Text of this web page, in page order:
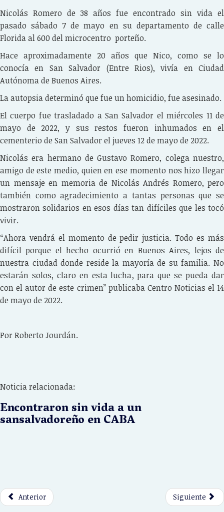
Nicolás Romero de 38 años fue encontrado sin vida el
pasado sábado 7 de mayo en su departamento de calle
Florida al 600 del microcentro porteño.
Hace aproximadamente 20 años que Nico, como se lo
conocía en San Salvador (Entre Rios), vivía en Ciudad
Autónoma de Buenos Aires.
La autopsia determinó que fue un homicidio, fue asesinado.
El cuerpo fue trasladado a San Salvador el miércoles 11 de
mayo de 2022, y sus restos fueron inhumados en el
cementerio de San Salvador el jueves 12 de mayo de 2022.
Nicolás era hermano de Gustavo Romero, colega nuestro,
amigo de este medio, quien en ese momento nos hizo llegar
un mensaje en memoria de Nicolás Andrés Romero, pero
también como agradecimiento a tantas personas que se
mostraron solidarios en esos días tan difíciles que les tocó
vivir.
“Ahora vendrá el momento de pedir justicia. Todo es más
difícil porque el hecho ocurrió en Buenos Aires, lejos de
nuestra ciudad donde reside la mayoría de su familia. No
estarán solos, claro en esta lucha, para que se pueda dar
con el autor de este crimen” publicaba Centro Noticias el 14
de mayo de 2022.
Por Roberto Jourdán.
Noticia relacionada:
Encontraron sin vida a un
sansalvadoreño en CABA
Anterior Siguiente